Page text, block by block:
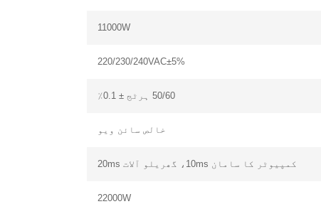
11000W
220/230/240VAC±5%
50/60 ہرٹج ± 0.1٪
خالص سائن ویو
کمپیوٹر کا سامان 10ms، گھریلو آلات 20ms
22000W